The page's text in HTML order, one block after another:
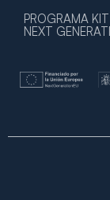
PROGRAMA
NEXT